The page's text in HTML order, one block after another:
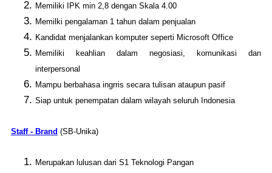
Memiliki IPK min 2,8 dengan Skala 4.00
Memilki pengalaman 1 tahun dalam penjualan
Kandidat menjalankan komputer seperti Microsoft Office
Memiliki keahlian dalam negosiasi, komunikasi dan
interpersonal
Mampu berbahasa ingrris secara tulisan ataupun pasif
Siap untuk penempatan dalam wilayah seluruh Indonesia
Staff - Brand (SB-Unika)
Merupakan lulusan dari S1 Teknologi Pangan